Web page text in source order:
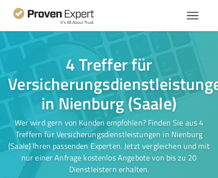
4 Treffer für
in Nienburg (Saale)
Wer wird gern von Kunden empfohlen? Finden Sie aus 4
Treffern für Versicherungsdienstleistungen in Nienburg
(Saale) Ihren passenden Experten. Jetzt vergleichen und mit
nur einer Anfrage kostenlos Angebote von bis zu 20
Dienstleistern erhalten.